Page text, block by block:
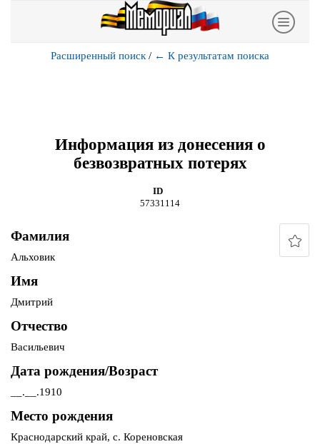
Расширенный поиск / ← К результатам поиска
Информация из донесения о
безвозвратных потерях
ID
57331114
Фамилия
Альховик
Имя
Дмитрий
Отчество
Васильевич
Дата рождения/Возраст
__.__.1910
Место рождения
Краснодарский край, с. Кореновская